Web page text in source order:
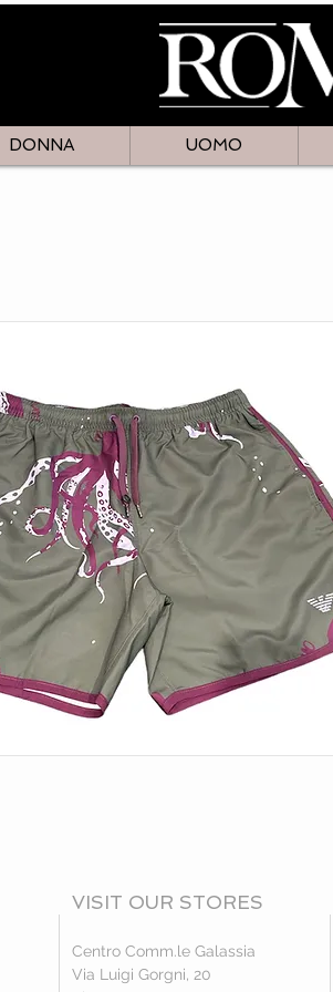
DONNA UOMO
VISIT OUR STORES
Centro Comm.le Galassia
Via Luigi Gorgni, 20